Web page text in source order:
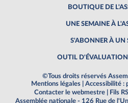
BOUTIQUE DE
UNE SEMAINE À
S'ABONNER À UN
OUTIL
©Tous droits réservés
Mentions légales
Accessibilité :
Contacter le webmestre
Fils
Assemblée nationale - 126 Rue de